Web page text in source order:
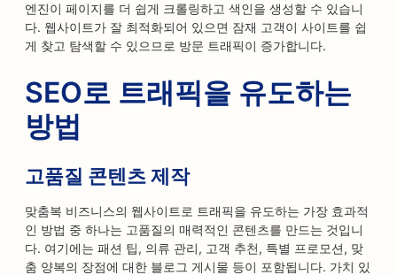
엔진이 페이지를 더 쉽게 크롤링하고 색인을 생성할 수 있습니
다. 웹사이트가 잘 최적화되어 있으면 잠재 고객이 사이트를 쉽
게 찾고 탐색할 수 있으므로 방문 트래픽이 증가합니다.
SEO로 트래픽을 유도하는
방법
고품질 콘텐츠 제작
맞춤복 비즈니스의 웹사이트로 트래픽을 유도하는 가장 효과적
인 방법 중 하나는 고품질의 매력적인 콘텐츠를 만드는 것입니
다. 여기에는 패션 팁, 의류 관리, 고객 추천, 특별 프로모션, 맞
춤 양복의 장점에 대한 블로그 게시물 등이 포함됩니다. 가치 있